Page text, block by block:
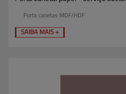
Porta canetas MDF/HDF
SAIBA MAIS +